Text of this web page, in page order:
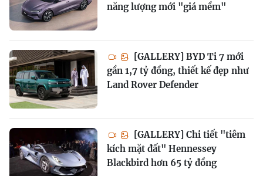
năng lượng mới "giá mềm"
[GALLERY] BYD Ti 7 mới
gần 1,7 tỷ đồng, thiết kế đẹp như
Land Rover Defender
[GALLERY] Chi tiết "tiêm
kích mặt đất" Hennessey
Blackbird hơn 65 tỷ đồng